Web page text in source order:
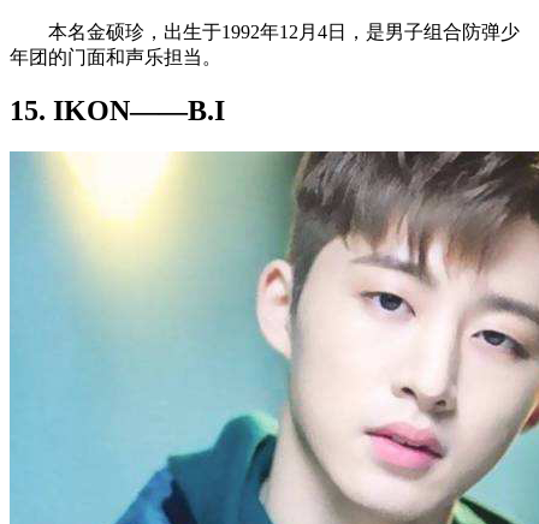
本名金硕珍，出生于1992年12月4日，是男子组合防弹少
年团的门面和声乐担当。
15. IKON——B.I